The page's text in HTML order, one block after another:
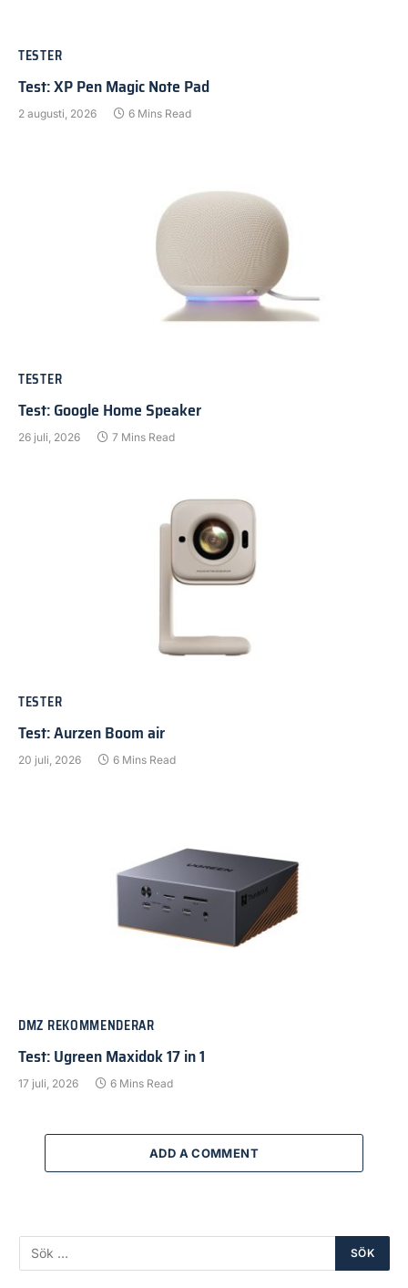
TESTER
Test: XP Pen Magic Note Pad
2 augusti, 2026 6 Mins Read
TESTER
Test: Google Home Speaker
26 juli, 2026 7 Mins Read
TESTER
Test: Aurzen Boom air
20 juli, 2026 6 Mins Read
DMZ REKOMMENDERAR
Test: Ugreen Maxidok 17 in 1
17 juli, 2026 6 Mins Read
ADD A COMMENT